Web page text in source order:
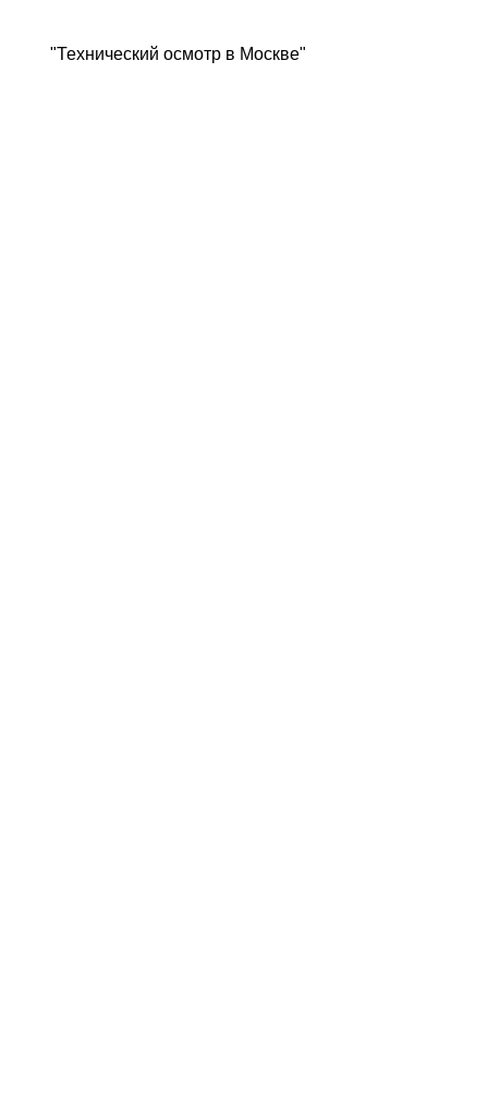
"Технический осмотр в Москве"